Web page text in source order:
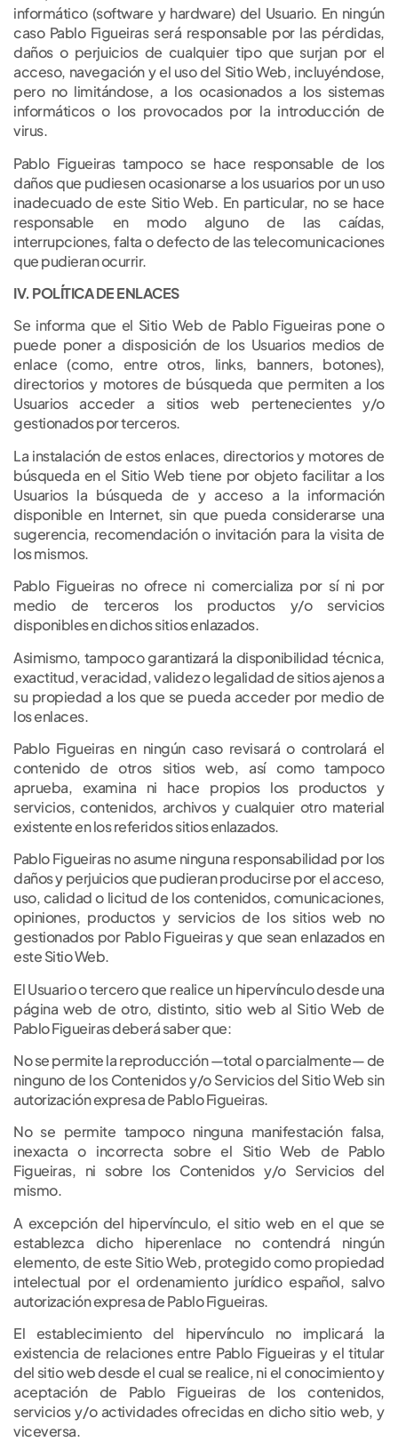
informático (software y hardware) del Usuario. En ningún
caso Pablo Figueiras será responsable por las pérdidas,
daños o perjuicios de cualquier tipo que surjan por el
acceso, navegación y el uso del Sitio Web, incluyéndose,
pero no limitándose, a los ocasionados a los sistemas
informáticos o los provocados por la introducción de
virus.
Pablo Figueiras tampoco se hace responsable de los
daños que pudiesen ocasionarse a los usuarios por un uso
inadecuado de este Sitio Web. En particular, no se hace
responsable en modo alguno de las caídas,
interrupciones, falta o defecto de las telecomunicaciones
que pudieran ocurrir.
IV. POLÍTICA DE ENLACES
Se informa que el Sitio Web de Pablo Figueiras pone o
puede poner a disposición de los Usuarios medios de
enlace (como, entre otros, links, banners, botones),
directorios y motores de búsqueda que permiten a los
Usuarios acceder a sitios web pertenecientes y/o
gestionados por terceros.
La instalación de estos enlaces, directorios y motores de
búsqueda en el Sitio Web tiene por objeto facilitar a los
Usuarios la búsqueda de y acceso a la información
disponible en Internet, sin que pueda considerarse una
sugerencia, recomendación o invitación para la visita de
los mismos.
Pablo Figueiras no ofrece ni comercializa por sí ni por
medio de terceros los productos y/o servicios
disponibles en dichos sitios enlazados.
Asimismo, tampoco garantizará la disponibilidad técnica,
exactitud, veracidad, validez o legalidad de sitios ajenos a
su propiedad a los que se pueda acceder por medio de
los enlaces.
Pablo Figueiras en ningún caso revisará o controlará el
contenido de otros sitios web, así como tampoco
aprueba, examina ni hace propios los productos y
servicios, contenidos, archivos y cualquier otro material
existente en los referidos sitios enlazados.
Pablo Figueiras no asume ninguna responsabilidad por los
daños y perjuicios que pudieran producirse por el acceso,
uso, calidad o licitud de los contenidos, comunicaciones,
opiniones, productos y servicios de los sitios web no
gestionados por Pablo Figueiras y que sean enlazados en
este Sitio Web.
El Usuario o tercero que realice un hipervínculo desde una
página web de otro, distinto, sitio web al Sitio Web de
Pablo Figueiras deberá saber que:
No se permite la reproducción —total o parcialmente— de
ninguno de los Contenidos y/o Servicios del Sitio Web sin
autorización expresa de Pablo Figueiras.
No se permite tampoco ninguna manifestación falsa,
inexacta o incorrecta sobre el Sitio Web de Pablo
Figueiras, ni sobre los Contenidos y/o Servicios del
mismo.
A excepción del hipervínculo, el sitio web en el que se
establezca dicho hiperenlace no contendrá ningún
elemento, de este Sitio Web, protegido como propiedad
intelectual por el ordenamiento jurídico español, salvo
autorización expresa de Pablo Figueiras.
El establecimiento del hipervínculo no implicará la
existencia de relaciones entre Pablo Figueiras y el titular
del sitio web desde el cual se realice, ni el conocimiento y
aceptación de Pablo Figueiras de los contenidos,
servicios y/o actividades ofrecidas en dicho sitio web, y
viceversa.